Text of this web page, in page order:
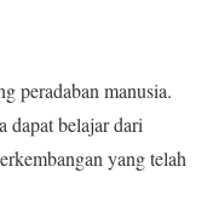
peradaban manusia.
dapat belajar dari
yang telah